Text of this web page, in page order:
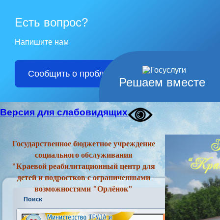
Решаем вместе
Есть вопрос?
Напишите нам
Сообщить о проблеме
Версия для слабовидящих
Государственное бюджетное учреждение
социального обслуживания
"Краевой реабилитационный центр для
детей и подростков с ограниченными
возможностями "Орлёнок"
Поиск